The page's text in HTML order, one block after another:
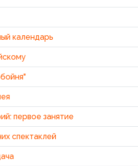
календарь
первое занятие
спектаклей